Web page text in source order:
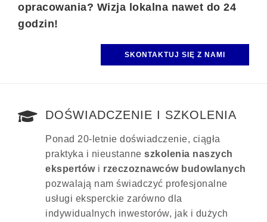
opracowania? Wizja lokalna nawet do 24
godzin!
SKONTAKTUJ SIĘ Z NAMI
DOŚWIADCZENIE I SZKOLENIA
Ponad 20-letnie doświadczenie, ciągła
praktyka i nieustanne szkolenia naszych
ekspertówi rzeczoznawców budowlanych
pozwalają nam świadczyć profesjonalne
usługi eksperckie zarówno dla
indywidualnych inwestorów, jak i dużych